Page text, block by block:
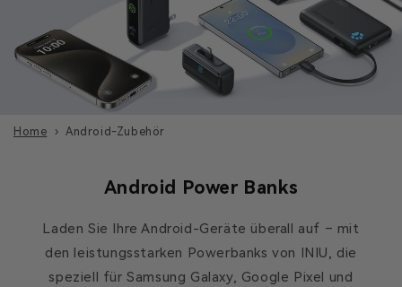
Home Android-Zubehör
Android Power Banks
Laden Sie Ihre Android-Geräte überall auf – mit
den leistungsstarken Powerbanks von INIU, die
speziell für Samsung Galaxy, Google Pixel und